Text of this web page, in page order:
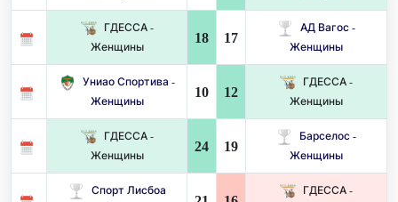
ГДЕССА -
Женщины
18 17
АД Вагос -
Женщины
Униао Спортива -
Женщины
10 12
ГДЕССА -
Женщины
ГДЕССА -
Женщины
24 19
Барселос -
Женщины
Спорт Лисбоа
ГДЕССА -